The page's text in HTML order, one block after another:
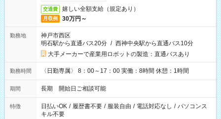
交通費 嬉しい全額支給（規定あり）
月収例 30万円～
勤務地
神戸市西区
明石駅から直通バス20分 / 西神中央駅から直通バス10分
大手メーカーで産業用ロボットの製造：直通バスあり
勤務時間 〈日勤専属〉 8：00～17：00 実働：8時間 休憩：1時間
期間 長期 開始日ご相談可能
特徴 日払いOK / 履歴書不要 / 服装自由 / 電話対応なし / パソコンス
キル不要